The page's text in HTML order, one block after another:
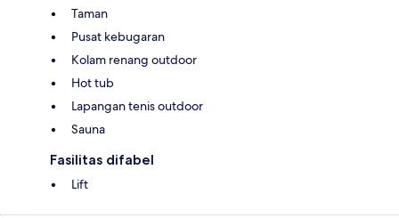
Taman
Pusat kebugaran
Kolam renang outdoor
Hot tub
Lapangan tenis outdoor
Sauna
Fasilitas difabel
Lift